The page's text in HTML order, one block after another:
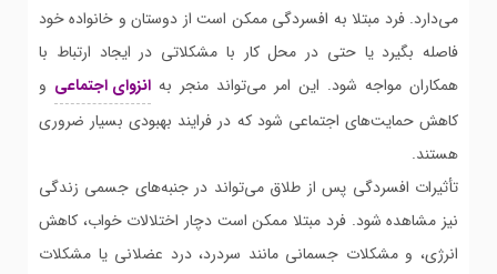
می‌دارد. فرد مبتلا به افسردگی ممکن است از دوستان و خانواده خود
فاصله بگیرد یا حتی در محل کار با مشکلاتی در ایجاد ارتباط با
همکاران مواجه شود. این امر می‌تواند منجر به انزوای اجتماعی و
کاهش حمایت‌های اجتماعی شود که در فرایند بهبودی بسیار ضروری
هستند.
تأثیرات افسردگی پس از طلاق می‌تواند در جنبه‌های جسمی زندگی
نیز مشاهده شود. فرد مبتلا ممکن است دچار اختلالات خواب، کاهش
انرژی، و مشکلات جسمانی مانند سردرد، درد عضلانی یا مشکلات